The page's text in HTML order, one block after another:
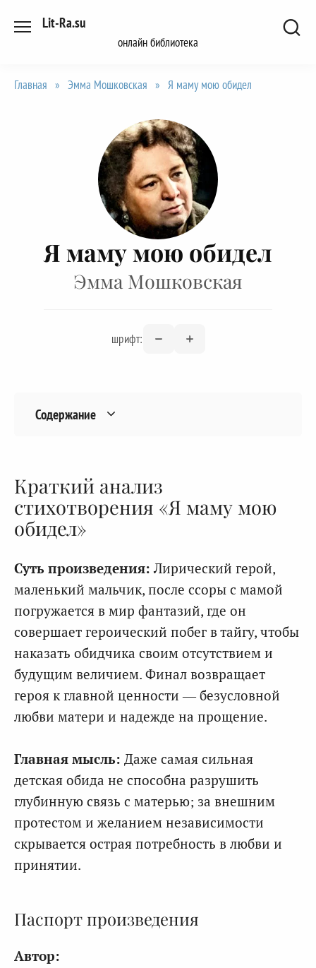
Lit-Ra.su
онлайн библиотека
Главная » Эмма Мошковская » Я маму мою обидел
Я маму мою обидел
Эмма Мошковская
шрифт:
Содержание
Краткий анализ
стихотворения «Я маму мою
обидел»
Суть произведения: Лирический герой,
маленький мальчик, после ссоры с мамой
погружается в мир фантазий, где он
совершает героический побег в тайгу, чтобы
наказать обидчика своим отсутствием и
будущим величием. Финал возвращает
героя к главной ценности — безусловной
любви матери и надежде на прощение.
Главная мысль: Даже самая сильная
детская обида не способна разрушить
глубинную связь с матерью; за внешним
протестом и желанием независимости
скрывается острая потребность в любви и
принятии.
Паспорт произведения
Автор: